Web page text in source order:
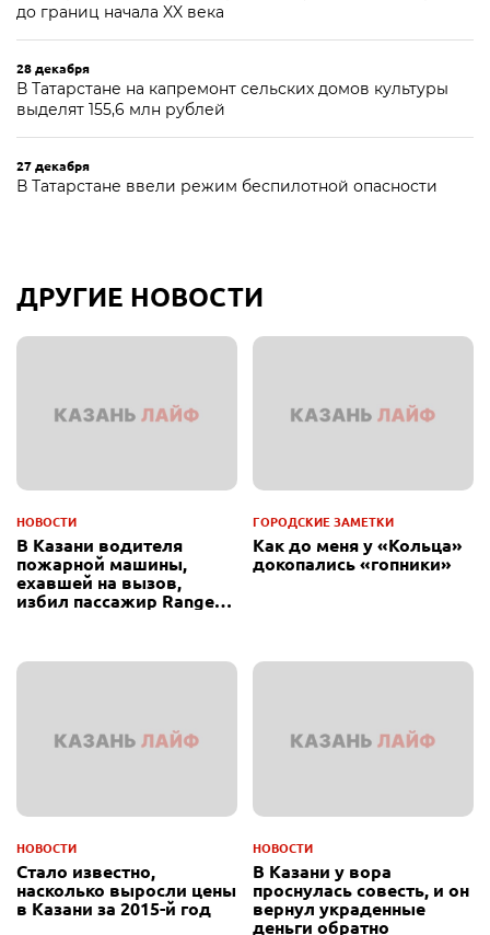
до границ начала XX века
28 декабря
В Татарстане на капремонт сельских домов культуры
выделят 155,6 млн рублей
27 декабря
В Татарстане ввели режим беспилотной опасности
ДРУГИЕ НОВОСТИ
НОВОСТИ
В Казани водителя
пожарной машины,
ехавшей на вызов,
избил пассажир Range
ГОРОДСКИЕ ЗАМЕТКИ
Как до меня у «Кольца»
докопались «гопники»
НОВОСТИ
Стало известно,
насколько выросли цены
в Казани за 2015-й год
НОВОСТИ
В Казани у вора
проснулась совесть, и он
вернул украденные
деньги обратно